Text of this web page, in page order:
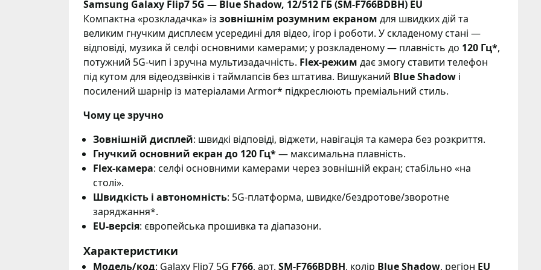
Samsung Galaxy Flip7 5G — Blue Shadow, 12/512 ГБ (SM-F766BDBH) EU
Компактна «розкладачка» із зовнішнім розумним екраном для швидких дій та
великим гнучким дисплеєм усередині для відео, ігор і роботи. У складеному стані —
відповіді, музика й селфі основними камерами; у розкладеному — плавність до 120 Гц*,
потужний 5G-чип і зручна мультизадачність. Flex-режим дає змогу ставити телефон
під кутом для відеодзвінків і таймлапсів без штатива. Вишуканий Blue Shadow і
посилений шарнір із матеріалами Armor* підкреслюють преміальний стиль.
Чому це зручно
Зовнішній дисплей: швидкі відповіді, віджети, навігація та камера без розкриття.
Гнучкий основний екран до 120 Гц*— максимальна плавність.
Flex-камера: селфі основними камерами через зовнішній екран; стабільно «на
столі».
Швидкість і автономність: 5G-платформа, швидке/бездротове/зворотне
заряджання*.
EU-версія: європейська прошивка та діапазони.
Характеристики
Модель/код: Galaxy Flip7 5G F766, арт. SM-F766BDBH, колір Blue Shadow, регіон EU